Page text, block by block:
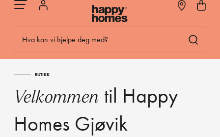
Hva kan vi hjelpe deg med?
BUTIKK
Velkommen til Happy
Homes Gjøvik